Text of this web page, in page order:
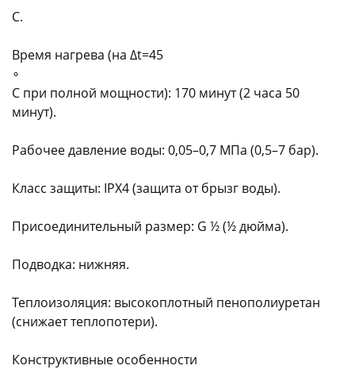
C.
Время нагрева (на Δt=45
∘
C при полной мощности): 170 минут (2 часа 50
минут).
Рабочее давление воды: 0,05–0,7 МПа (0,5–7 бар).
Класс защиты: IPX4 (защита от брызг воды).
Присоединительный размер: G ½ (½ дюйма).
Подводка: нижняя.
Теплоизоляция: высокоплотный пенополиуретан
(снижает теплопотери).
Конструктивные особенности